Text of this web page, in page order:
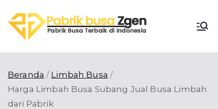
ke
konten
Pabri
Busa
Beranda
Limbah Busa
Harga Limbah Busa Subang Jual Busa Limbah
dari Pabrik